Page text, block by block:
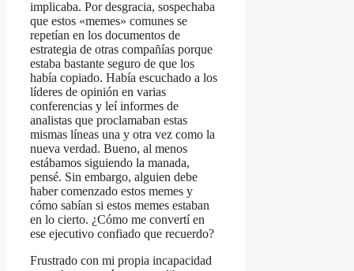
implicaba. Por desgracia, sospechaba
que estos «memes» comunes se
repetían en los documentos de
estrategia de otras compañías porque
estaba bastante seguro de que los
había copiado. Había escuchado a los
líderes de opinión en varias
conferencias y leí informes de
analistas que proclamaban estas
mismas líneas una y otra vez como la
nueva verdad. Bueno, al menos
estábamos siguiendo la manada,
pensé. Sin embargo, alguien debe
haber comenzado estos memes y
cómo sabían si estos memes estaban
en lo cierto. ¿Cómo me convertí en
ese ejecutivo confiado que recuerdo?
Frustrado con mi propia incapacidad